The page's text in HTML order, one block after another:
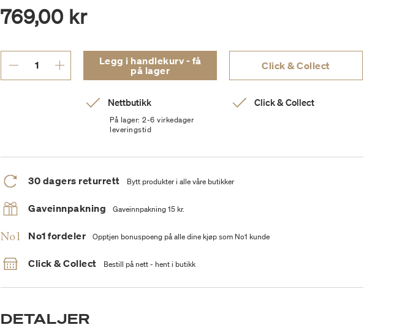
769,00 kr
Legg i handlekurv - få
på lager
Click & Collect
Nettbutikk
På lager: 2-6 virkedager
leveringstid
Click & Collect
30 dagers returrett Bytt produkter i alle våre butikker
Gaveinnpakning Gaveinnpakning 15 kr.
No1 fordeler Opptjen bonuspoeng på alle dine kjøp som No1 kunde
Click & Collect Bestill på nett - hent i butikk
DETALJER